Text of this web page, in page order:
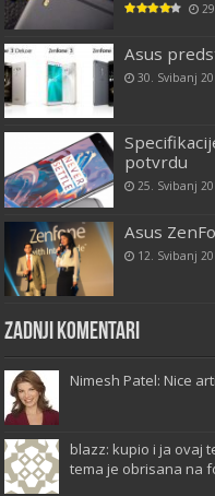
Asus
30. Svibanj
potvrdu
25. Svibanj
Asus
12. Svibanj
Zadnji komentari
Nimesh Patel: Nice
blazz: kupio i ja ovaj
tema je obrisana na